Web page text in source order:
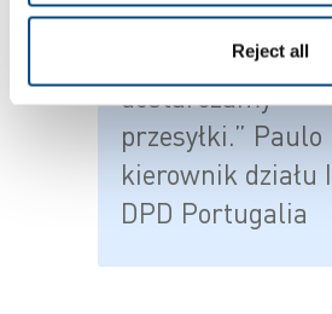
Reject all
sortowania o
Dzięki Zetes
dostarczamy
przesyłki.” Paulo
kierownik działu
DPD Portugalia